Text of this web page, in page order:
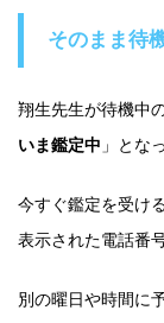
そのまま待
翔生先生が待機中
いま鑑定中 」とな
今すぐ鑑定を受け
表示された電話番
別の曜日や時間に